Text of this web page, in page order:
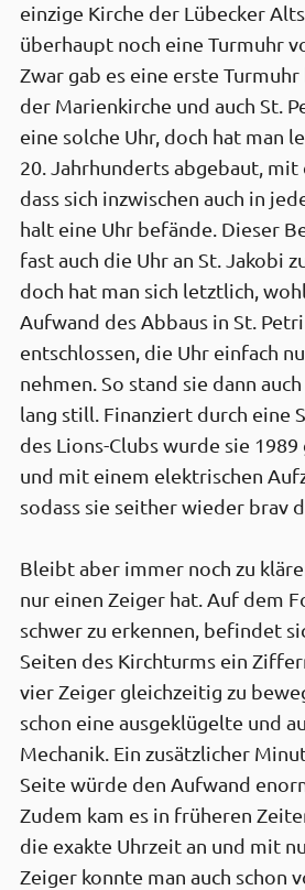
einzige Kirche der Lübecker
über­haupt noch eine Turm­uhr
Zwar gab es eine erste
der Marien­kirche und auch St.
eine solche Uhr, doch hat man
20. Jahr­hunderts abgebaut,
dass sich inzwischen auch in
halt eine Uhr befände. Dieser
fast auch die Uhr an St. Jakobi
doch hat man sich letztlich,
Aufwand des Abbaus in St.
entschlossen, die Uhr einfach
nehmen. So stand sie dann
lang still. Finanziert durch eine
des Lions-Clubs wurde sie
und mit einem elek­trischen
sodass sie seither wieder brav
Bleibt aber immer noch zu
nur einen Zeiger hat. Auf dem
schwer zu erkennen, befindet
Seiten des Kirch­turms ein
vier Zeiger gleich­zeitig zu
schon eine ausge­klügelte und
Mechanik. Ein zusätzlicher
Seite würde den Aufwand
Zudem kam es in früheren
die exakte Uhr­zeit an und mit
Zeiger konnte man auch schon